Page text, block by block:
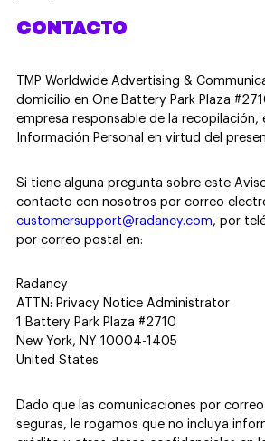
CONTACTO
TMP Worldwide Advertising &
domicilio en One Battery Park Plaza
empresa responsable de la recopilación,
Información Personal en virtud del
Si tiene alguna pregunta sobre este
contacto con nosotros por correo
customersupport@radancy.com, por
por correo postal en:
Radancy
ATTN: Privacy Notice Administrator
1 Battery Park Plaza #2710
New York, NY 10004-1405
United States
Dado que las comunicaciones por
seguras, le rogamos que no incluya